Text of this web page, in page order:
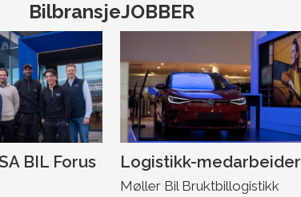
BilbransjeJOBBER
BIL Forus Logistikk-medarbeider
Møller Bil Bruktbillogistikk